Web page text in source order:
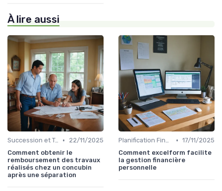
À lire aussi
Succession et Transmission de Patrimoine •
22/11/2025
Comment obtenir le
remboursement des travaux
réalisés chez un concubin
après une séparation
Planification Financière Personnelle • 17/11/2025
Comment excelform facilite
la gestion financière
personnelle